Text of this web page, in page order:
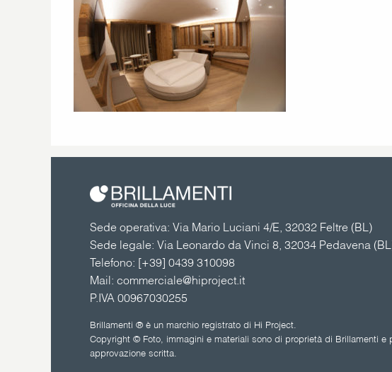
Sede operativa: Via Mario Luciani 4/E, 32032 Feltre (BL)
Sede legale: Via Leonardo da Vinci 8, 32034 Pedavena
Telefono: [+39] 0439 310098
Mail: commerciale@hiproject.it
P.IVA 00967030255
Brillamenti ® è un marchio registrato di Hi Project.
Copyright © Foto, immagini e materiali sono di proprietà di Brillamenti e
approvazione scritta.